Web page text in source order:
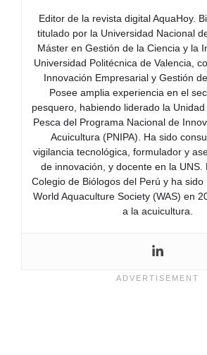
Editor de la revista digital AquaHoy.
titulado por la Universidad Nacional
Máster en Gestión de la Ciencia y la
Universidad Politécnica de Valencia,
Innovación Empresarial y Gestión
Posee amplia experiencia en el
pesquero, habiendo liderado la
Pesca del Programa Nacional de
Acuicultura (PNIPA). Ha sido
vigilancia tecnológica, formulador y
de innovación, y docente en la UNS.
Colegio de Biólogos del Perú y ha
World Aquaculture Society (WAS) en
a la acuicultura.